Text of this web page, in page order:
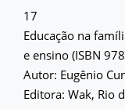
17
Educação na
e ensino (ISBN
Autor: Eugênio
Editora: Wak, Rio